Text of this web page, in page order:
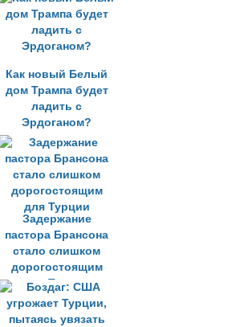
Как новый Белый
дом Трампа будет
ладить с
Эрдоганом?
Задержание
пастора Брансона
стало слишком
дорогостоящим
для Турции